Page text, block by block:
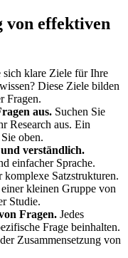
von effektiven
sich klare Ziele für Ihre
Diese Ziele bilden
Fragen.
aus. Suchen Sie
Research aus. Ein
oben.
verständlich.
einfacher Sprache.
Satzstrukturen.
kleinen Gruppe von
Studie.
Fragen. Jedes
Frage beinhalten.
Zusammensetzung von